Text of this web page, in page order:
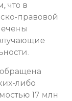
что в
правовой
либо
17 млн